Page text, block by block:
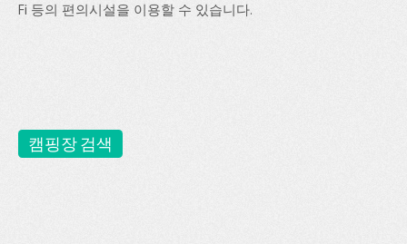
Fi 등의 편의시설을 이용할 수 있습니다.
캠핑장 검색